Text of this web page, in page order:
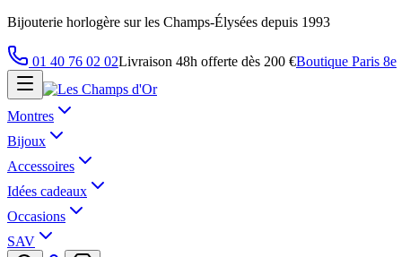
Bijouterie horlogère sur les Champs-Élysées depuis 1993
01 40 76 02 02Livraison 48h offerte dès 200 €Boutique Paris 8e
Montres
Bijoux
Accessoires
Idées cadeaux
Occasions
SAV